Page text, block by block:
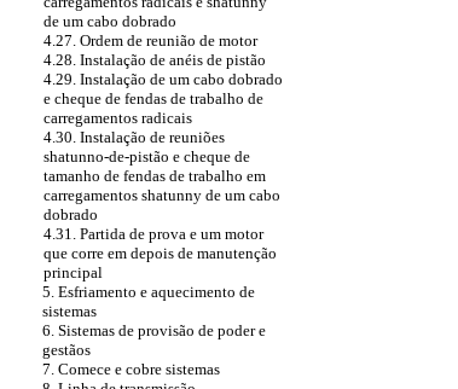
de um cabo dobrado
4.27. Ordem de reunião de motor
4.28. Instalação de anéis de pistão
4.29. Instalação de um cabo dobrado
e cheque de fendas de trabalho de
carregamentos radicais
4.30. Instalação de reuniões
shatunno-de-pistão e cheque de
tamanho de fendas de trabalho em
carregamentos shatunny de um cabo
dobrado
4.31. Partida de prova e um motor
que corre em depois de manutenção
principal
5. Esfriamento e aquecimento de
sistemas
6. Sistemas de provisão de poder e
gestãos
7. Comece e cobre sistemas